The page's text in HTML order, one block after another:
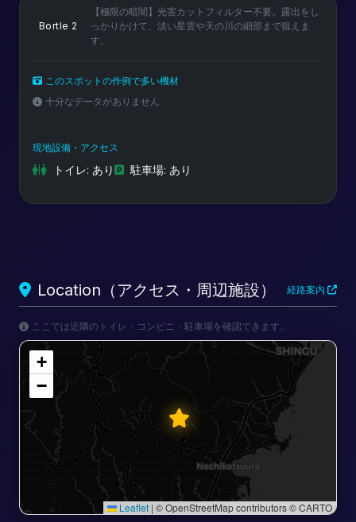
Bortle 2
【極限の暗闇】光害カットフィルター不要。露出をし
っかりかけて、淡い星雲や天の川の細部まで狙えま
す。
このスポットの作例で多い機材
十分なデータがありません
現地設備・アクセス
トイレ: あり 駐車場: あり
Location（アクセス・周辺施設） 経路案内
ここでは近隣のトイレ・コンビニ・駐車場を確認できます。
+
−
Leaflet | © OpenStreetMap contributors © CARTO